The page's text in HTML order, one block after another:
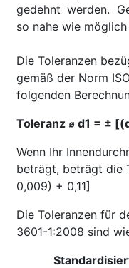
gedehnt werden.
so nahe wie
Die Toleranzen
gemäß der Norm
folgenden
Toleranz ⌀ d1 = ±
Wenn Ihr
beträgt, beträgt die
0,009) + 0,11]
Die Toleranzen für
3601-1:2008 sind